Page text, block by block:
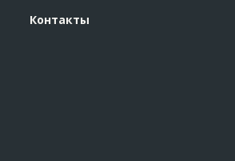
Контакты